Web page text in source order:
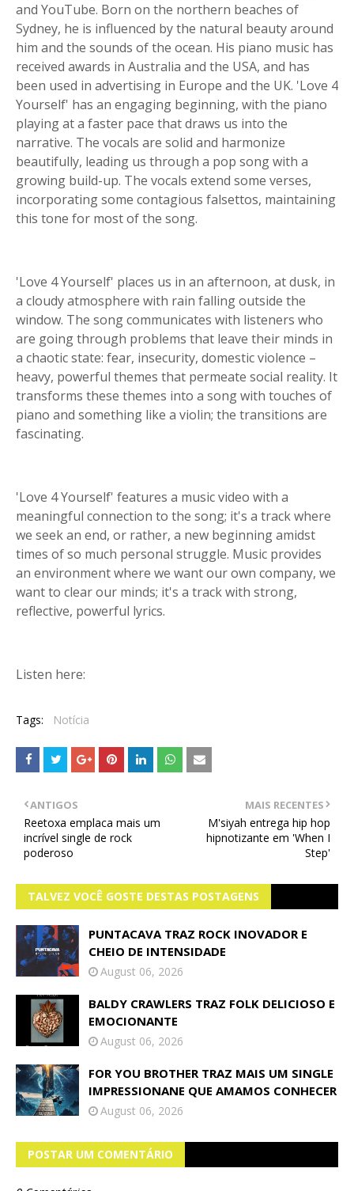
and YouTube. Born on the northern beaches of
Sydney, he is influenced by the natural beauty around
him and the sounds of the ocean. His piano music has
received awards in Australia and the USA, and has
been used in advertising in Europe and the UK. 'Love 4
Yourself' has an engaging beginning, with the piano
playing at a faster pace that draws us into the
narrative. The vocals are solid and harmonize
beautifully, leading us through a pop song with a
growing build-up. The vocals extend some verses,
incorporating some contagious falsettos, maintaining
this tone for most of the song.
'Love 4 Yourself' places us in an afternoon, at dusk, in
a cloudy atmosphere with rain falling outside the
window. The song communicates with listeners who
are going through problems that leave their minds in
a chaotic state: fear, insecurity, domestic violence –
heavy, powerful themes that permeate social reality. It
transforms these themes into a song with touches of
piano and something like a violin; the transitions are
fascinating.
'Love 4 Yourself' features a music video with a
meaningful connection to the song; it's a track where
we seek an end, or rather, a new beginning amidst
times of so much personal struggle. Music provides
an environment where we want our own company, we
want to clear our minds; it's a track with strong,
reflective, powerful lyrics.
Listen here:
Tags: Notícia
MAIS RECENTES
M'siyah entrega hip hop
hipnotizante em 'When I
Step'
ANTIGOS
Reetoxa emplaca mais um
incrível single de rock
poderoso
TALVEZ VOCÊ GOSTE DESTAS POSTAGENS
PUNTACAVA TRAZ ROCK INOVADOR E
CHEIO DE INTENSIDADE
August 06, 2026
BALDY CRAWLERS TRAZ FOLK DELICIOSO E
EMOCIONANTE
August 06, 2026
FOR YOU BROTHER TRAZ MAIS UM SINGLE
IMPRESSIONANE QUE AMAMOS CONHECER
August 06, 2026
POSTAR UM COMENTÁRIO